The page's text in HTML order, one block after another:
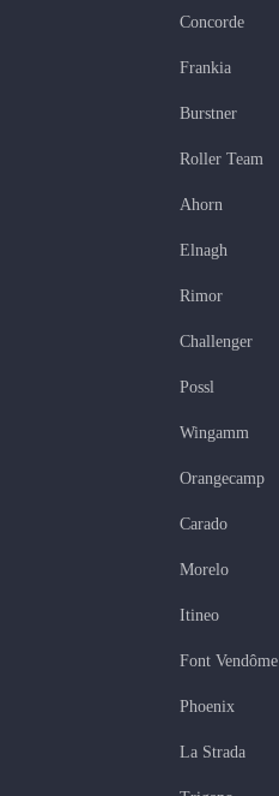
Concorde
Frankia
Burstner
Roller Team
Ahorn
Elnagh
Rimor
Challenger
Possl
Wingamm
Orangecamp
Carado
Morelo
Itineo
Font Vendôme
Phoenix
La Strada